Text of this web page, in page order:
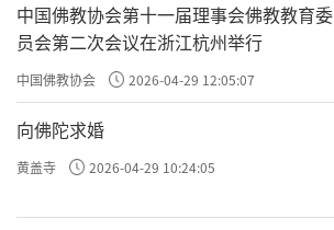
中国佛教协会第十一届理事会佛教教育委
员会第二次会议在浙江杭州举行
中国佛教协会 2026-04-29 12:05:07
向佛陀求婚
黄盖寺 2026-04-29 10:24:05